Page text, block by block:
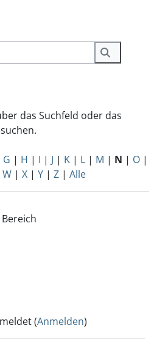
Suchen
das Suchfeld oder das
G | H | I | J | K | L | M | N | O |
W | X | Y | Z | Alle
(Anmelden)